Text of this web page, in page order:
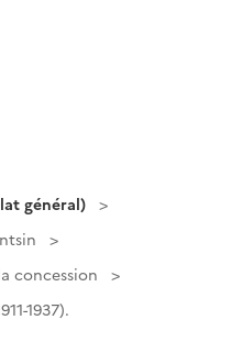
général)
concession
1937).